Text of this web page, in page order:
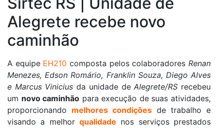
Alegrete recebe novo
caminhão
A equipe EH210 composta pelos colaboradoresRenan
Menezes, Edson Romário, Franklin Souza, Diego Alves
e Marcus Vinicius da unidade deAlegrete/RS recebeu
um novo caminhão para execução de suas atividades,
proporcionando melhores condições de trabalho e
visando a melhor qualidade nos serviços prestados